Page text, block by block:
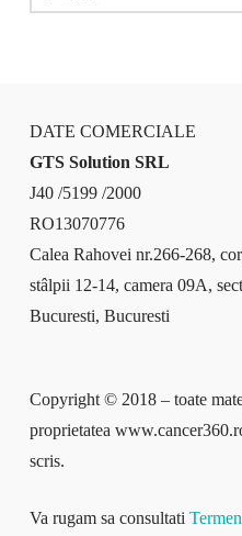
DATE COMERCIALE
GTS Solution SRL
J40 /5199 /2000
RO13070776
Calea Rahovei nr.266-268,
stâlpii 12-14, camera 09A,
Bucuresti, Bucuresti
Copyright © 2018 – toate
proprietatea
scris.
Va rugam sa consultati